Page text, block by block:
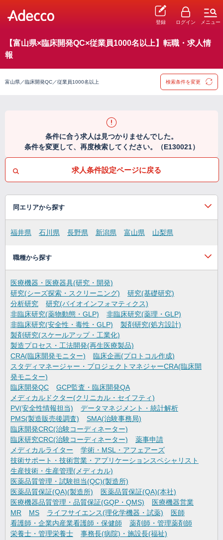
登録 ログイン メニュー
【富山県×臨床開発QC×従業員1000名以上】転職・求人情
報
富山県／臨床開発QC／従業員1000名以上 検索条件を変更
条件に合う求人は見つかりませんでした。
条件を変更して、再度検索してください。（E130021）
求人条件設定ページに戻る
同エリアから探す
福井県 石川県 長野県 新潟県 富山県 山梨県
職種から探す
医療機器・医療器具(研究・開発)
研究(シーズ探索・スクリーニング)
研究(基礎研究)
分析研究
研究(バイオインフォマティクス)
非臨床研究(薬物動態・GLP)
非臨床研究(薬理・GLP)
非臨床研究(安全性・毒性・GLP)
製剤研究(処方設計)
製剤研究(スケールアップ・工業化)
製造プロセス・工法開発(再生医療製品)
CRA(臨床開発モニター)
臨床企画(プロトコル作成)
スタディマネージャー・プロジェクトマネジャーCRA(臨床開
発モニター)
臨床開発QC
GCP監査・臨床開発QA
メディカルドクター(クリニカル・セイフティ)
PV(安全性情報担当)
データマネジメント・統計解析
PMS(製造販売後調査)
SMA(治験事務局)
臨床開発CRC(治験コーディネーター)
臨床研究CRC(治験コーディネーター)
薬事申請
メディカルライター
学術・MSL・アフェアーズ
技術サポート・技術営業・アプリケーションスペシャリスト
生産技術・生産管理(メディカル)
医薬品質管理・試験担当(QC)(製造所)
医薬品質保証(QA)(製造所)
医薬品質保証(QA)(本社)
医療機器品質管理・品質保証(GQP・QMS)
医療機器営業
MR
MS ライフサイエンス(理化学機器・試薬)
医師
看護師・企業内産業看護師・保健師
薬剤師・管理薬剤師
栄養士・管理栄養士
事務長(病院)・施設長(福祉)